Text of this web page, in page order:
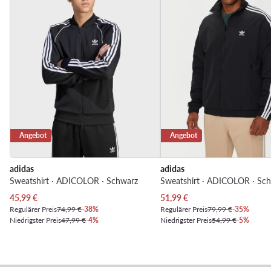
Angebot
adidas
Sweatshirt · ADICOLOR · Schwarz
Aktueller Preis
45,99€
Regulärer Preis74,99 €-38%
Niedrigster Preis47,99 €-4%
Angebot
adidas
Sweatshirt · ADICOLOR ·
Aktueller Preis
51,99€
Regulärer Preis79,99 €-35%
Niedrigster Preis54,99 €-5%